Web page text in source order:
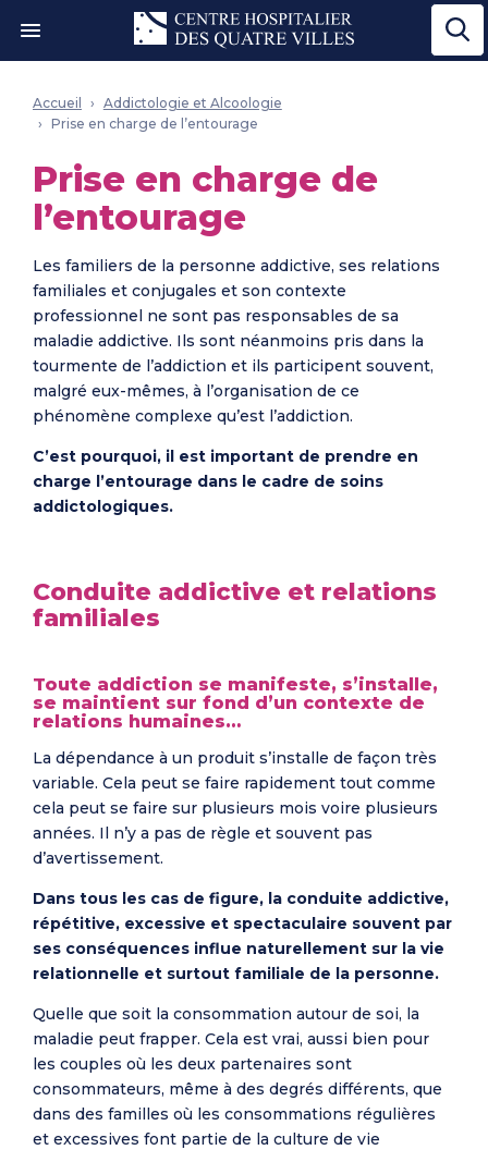
Ouvrir le menu"
Accueil
Addictologie et Alcoologie
Prise en charge de l’entourage
Prise en charge de
l’entourage
Les familiers de la personne addictive, ses relations
familiales et conjugales et son contexte
professionnel ne sont pas responsables de sa
maladie addictive. Ils sont néanmoins pris dans la
tourmente de l’addiction et ils participent souvent,
malgré eux-mêmes, à l’organisation de ce
phénomène complexe qu’est l’addiction.
C’est pourquoi, il est important de prendre en
charge l’entourage dans le cadre de soins
addictologiques.
Conduite addictive et relations
familiales
Toute addiction se manifeste, s’installe,
se maintient sur fond d’un contexte de
relations humaines…
La dépendance à un produit s’installe de façon très
variable. Cela peut se faire rapidement tout comme
cela peut se faire sur plusieurs mois voire plusieurs
années. Il n’y a pas de règle et souvent pas
d’avertissement.
Dans tous les cas de figure, la conduite addictive,
répétitive, excessive et spectaculaire souvent par
ses conséquences influe naturellement sur la vie
relationnelle et surtout familiale de la personne.
Quelle que soit la consommation autour de soi, la
maladie peut frapper. Cela est vrai, aussi bien pour
les couples où les deux partenaires sont
consommateurs, même à des degrés différents, que
dans des familles où les consommations régulières
et excessives font partie de la culture de vie